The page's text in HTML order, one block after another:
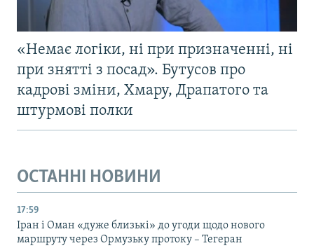
«Немає логіки, ні при призначенні, ні
при знятті з посад». Бутусов про
кадрові зміни, Хмару, Драпатого та
штурмові полки
ОСТАННІ НОВИНИ
17:59
Іран і Оман «дуже близькі» до угоди щодо нового
маршруту через Ормузьку протоку – Тегеран